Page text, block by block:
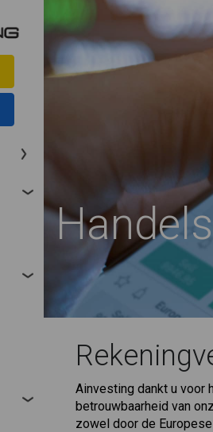
Ainvesting dankt u voor
betrouwbaarheid van
zowel door de